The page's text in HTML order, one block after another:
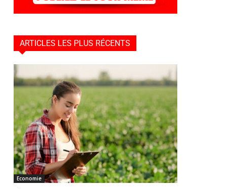
ARTICLES LES PLUS RÉCENTS
Economie